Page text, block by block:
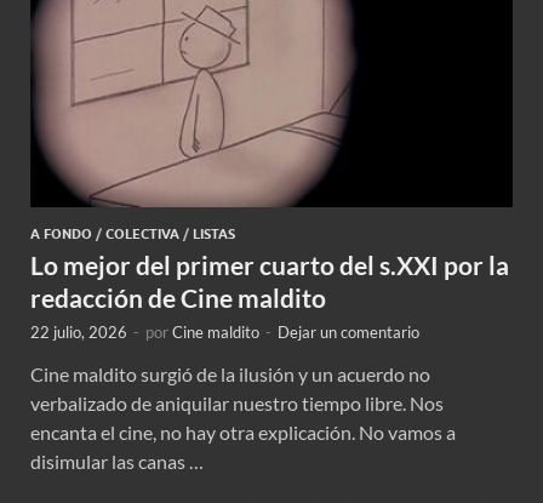
A FONDO / COLECTIVA / LISTAS
Lo mejor del primer cuarto del s.XXI por la
redacción de Cine maldito
22 julio, 2026 - porCine maldito - Dejar un comentario
Cine maldito surgió de la ilusión y un acuerdo no
verbalizado de aniquilar nuestro tiempo libre. Nos
encanta el cine, no hay otra explicación. No vamos a
disimular las canas …